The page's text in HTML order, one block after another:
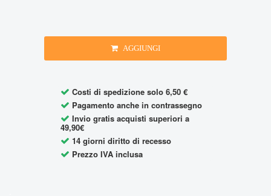
AGGIUNGI
Costi di spedizione solo 6,50 €
Pagamento anche in contrassegno
Invio gratis acquisti superiori a
49,90€
14 giorni diritto di recesso
Prezzo IVA inclusa